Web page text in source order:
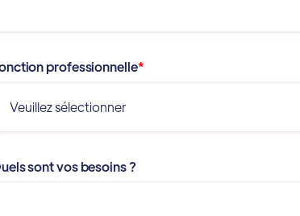
professionnelle*
sont vos besoins ?